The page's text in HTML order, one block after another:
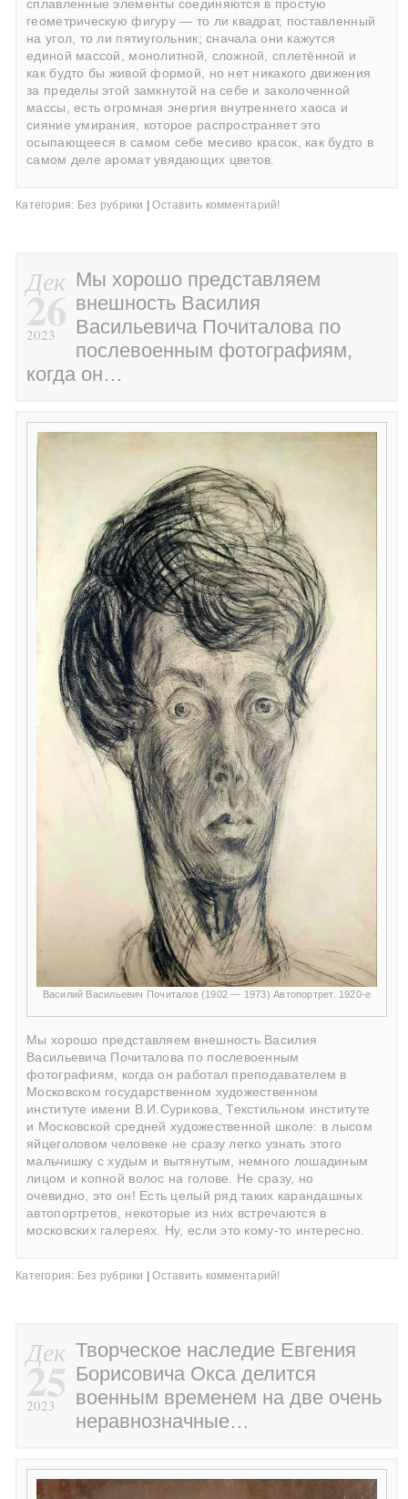
сплавленные элементы соединяются в простую
геометрическую фигуру — то ли квадрат, поставленный
на угол, то ли пятиугольник; сначала они кажутся
единой массой, монолитной, сложной, сплетённой и
как будто бы живой формой, но нет никакого движения
за пределы этой замкнутой на себе и заколоченной
массы, есть огромная энергия внутреннего хаоса и
сияние умирания, которое распространяет это
осыпающееся в самом себе месиво красок, как будто в
самом деле аромат увядающих цветов.
Категория: Без рубрики | Оставить комментарий!
Дек
26
2023
Мы хорошо представляем
внешность Василия
Васильевича Почиталова по
послевоенным фотографиям,
когда он…
Василий Васильевич Почиталов (1902 — 1973) Автопортрет. 1920-е
Мы хорошо представляем внешность Василия
Васильевича Почиталова по послевоенным
фотографиям, когда он работал преподавателем в
Московском государственном художественном
институте имени В.И.Сурикова, Текстильном институте
и Московской средней художественной школе: в лысом
яйцеголовом человеке не сразу легко узнать этого
мальчишку с худым и вытянутым, немного лошадиным
лицом и копной волос на голове. Не сразу, но
очевидно, это он! Есть целый ряд таких карандашных
автопортретов, некоторые из них встречаются в
московских галереях. Ну, если это кому-то интересно.
Категория: Без рубрики | Оставить комментарий!
Дек
25
2023
Творческое наследие Евгения
Борисовича Окса делится
военным временем на две очень
неравнозначные…